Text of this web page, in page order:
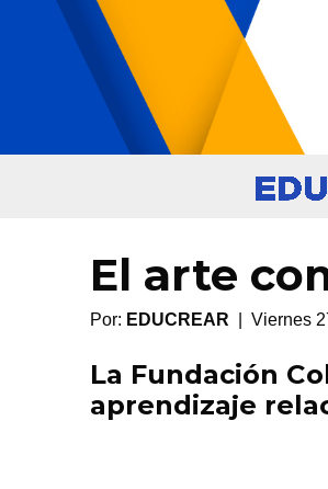
El arte
Por: EDUCREAR | Viernes
La Fundación
aprendizaje